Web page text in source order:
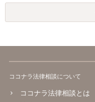
ココナラ法律相談について
ココナラ法律相談とは